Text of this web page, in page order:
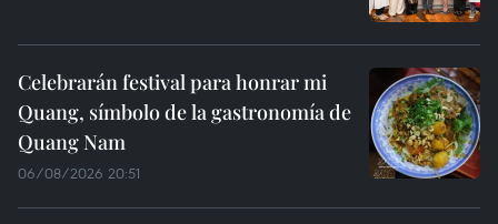
Celebrarán festival para honrar mi
Quang, símbolo de la gastronomía de
Quang Nam
06/08/2026 20:51